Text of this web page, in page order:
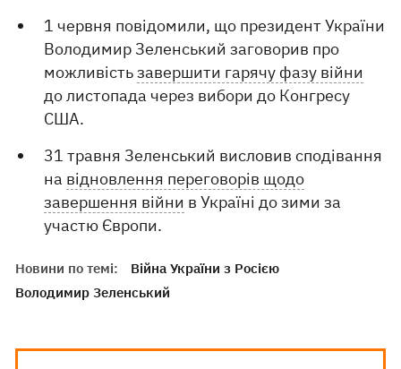
1 червня повідомили, що президент України
Володимир Зеленський заговорив про
можливістьзавершити гарячу фазу війни
до листопада через вибори до Конгресу
США.
31 травня Зеленський висловив сподівання
на відновлення переговорів щодо
завершення війни в Україні до зими за
участю Європи.
Новини по темі:
Війна України з Росією
Володимир Зеленський